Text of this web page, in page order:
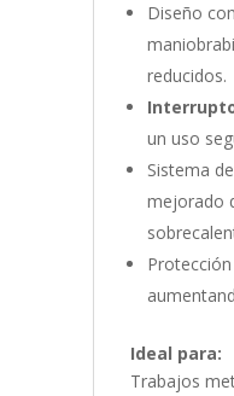
Diseño
reducidos.
un uso
Sistema
mejorado
Ideal para:
Trabajos